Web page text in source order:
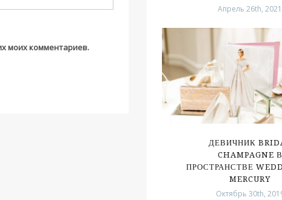
моих комментариев.
Апрель 26th, 2021
ДЕВИЧНИК
CHAMPAGNE В
ПРОСТРАНСТВЕ
MERCURY
Октябрь 30th,